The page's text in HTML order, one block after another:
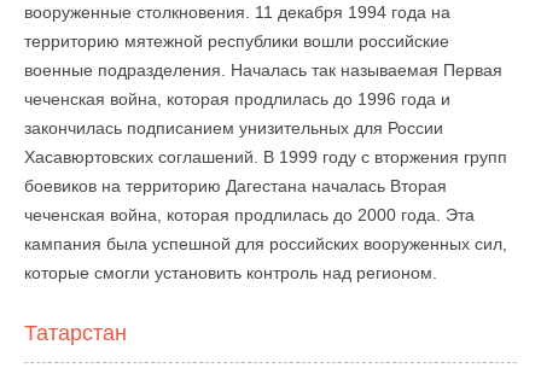
вооруженные столкновения. 11 декабря 1994 года на
территорию мятежной республики вошли российские
военные подразделения. Началась так называемая Первая
чеченская война, которая продлилась до 1996 года и
закончилась подписанием унизительных для России
Хасавюртовских соглашений. В 1999 году с вторжения групп
боевиков на территорию Дагестана началась Вторая
чеченская война, которая продлилась до 2000 года. Эта
кампания была успешной для российских вооруженных сил,
которые смогли установить контроль над регионом.
Татарстан